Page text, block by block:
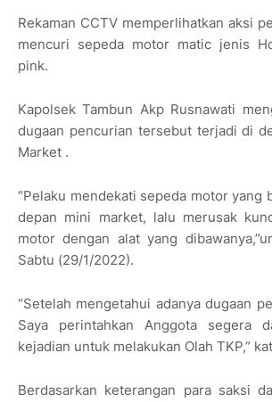
Rekaman CCTV memperlihatkan aksi
mencuri sepeda motor matic jenis
pink.
Kapolsek Tambun Akp Rusnawati
dugaan pencurian tersebut terjadi di
Market .
“Pelaku mendekati sepeda motor yang
depan mini market, lalu merusak
motor dengan alat yang
Sabtu (29/1/2022).
“Setelah mengetahui adanya dugaan
Saya perintahkan Anggota segera
kejadian untuk melakukan Olah TKP,”
Berdasarkan keterangan para saksi